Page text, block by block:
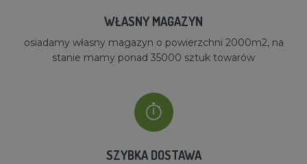
WŁASNY MAGAZYN
osiadamy własny magazyn o powierzchni 2000m2, na
stanie mamy ponad 35000 sztuk towarów
SZYBKA DOSTAWA